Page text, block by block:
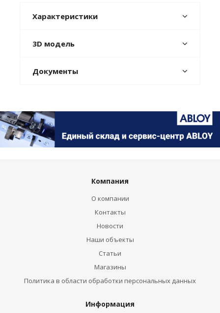
Характеристики
3D модель
Документы
Компания
О компании
Контакты
Новости
Наши объекты
Статьи
Магазины
Политика в области обработки персональных данных
Информация